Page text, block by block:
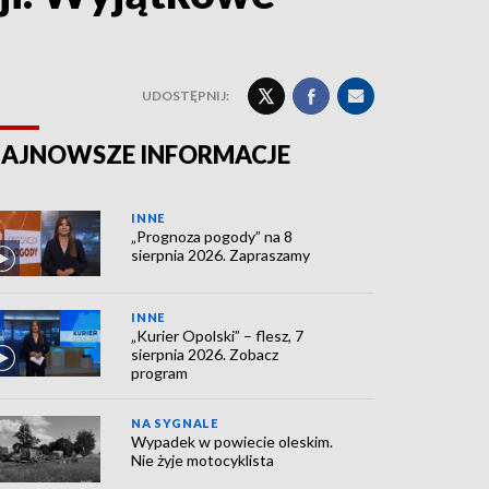
UDOSTĘPNIJ:
INFORMACJE
INNE
„Prognoza pogody” na 8
sierpnia 2026. Zapraszamy
INNE
„Kurier Opolski” – flesz, 7
sierpnia 2026. Zobacz
program
NA SYGNALE
Wypadek w powiecie oleskim.
Nie żyje motocyklista